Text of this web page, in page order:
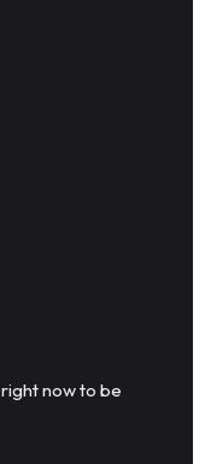
now to be